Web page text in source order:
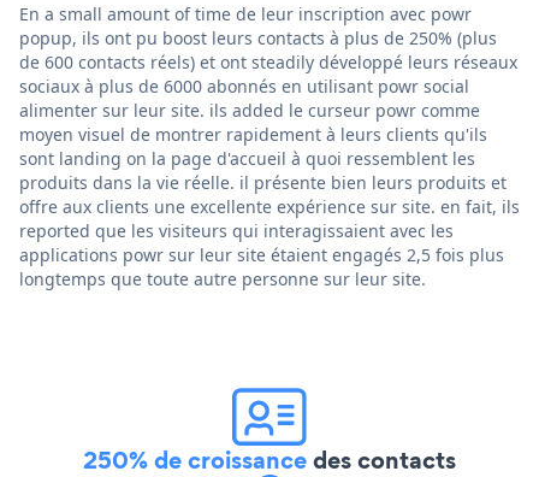
En a small amount of time de leur inscription avec powr
popup, ils ont pu boost leurs contacts à plus de 250% (plus
de 600 contacts réels) et ont steadily développé leurs réseaux
sociaux à plus de 6000 abonnés en utilisant powr social
alimenter sur leur site. ils added le curseur powr comme
moyen visuel de montrer rapidement à leurs clients qu'ils
sont landing on la page d'accueil à quoi ressemblent les
produits dans la vie réelle. il présente bien leurs produits et
offre aux clients une excellente expérience sur site. en fait, ils
reported que les visiteurs qui interagissaient avec les
applications powr sur leur site étaient engagés 2,5 fois plus
longtemps que toute autre personne sur leur site.
250% de croissancedes contacts